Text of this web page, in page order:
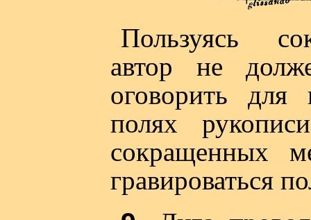
Пользуясь
автор не
оговорить для
полях
сокращенных
гравироваться